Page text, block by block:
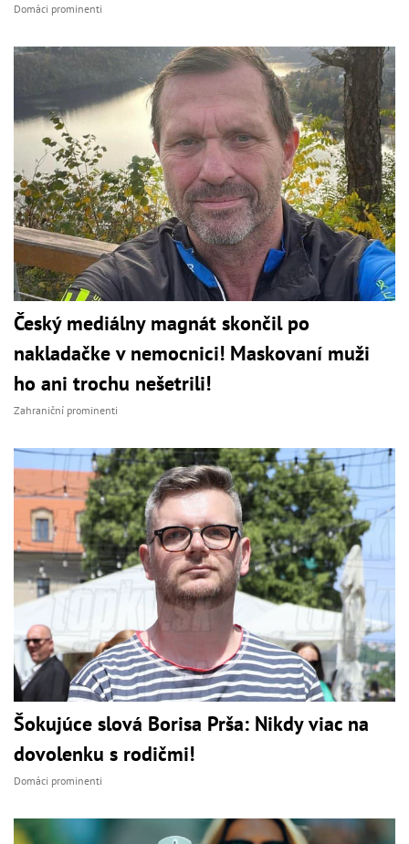
Domáci prominenti
Český mediálny magnát skončil po
nakladačke v nemocnici! Maskovaní muži
ho ani trochu nešetrili!
Zahraniční prominenti
Šokujúce slová Borisa Prša: Nikdy viac na
dovolenku s rodičmi!
Domáci prominenti